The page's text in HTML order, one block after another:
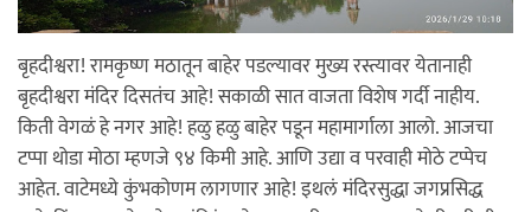
बृहदीश्वरा! रामकृष्ण मठातून बाहेर पडल्यावर मुख्य रस्त्यावर येतानाही
बृहदीश्वरा मंदिर दिसतंच आहे! सकाळी सात वाजता विशेष गर्दी नाहीय.
किती वेगळं हे नगर आहे! हळु हळु बाहेर पडून महामार्गाला आलो. आजचा
टप्पा थोडा मोठा म्हणजे ९४ किमी आहे. आणि उद्या व परवाही मोठे टप्पेच
आहेत. वाटेमध्ये कुंभकोणम लागणार आहे! इथलं मंदिरसुद्धा जगप्रसिद्ध